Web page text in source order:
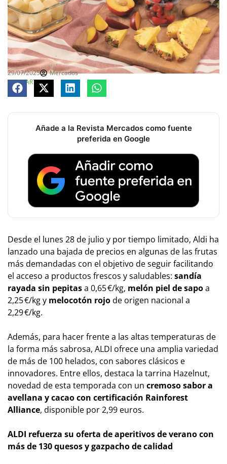
29/07/2025
Mercados
COMPARTE
Añade a la Revista Mercados como fuente
preferida en Google
Desde el lunes 28 de julio y por tiempo limitado, Aldi ha
lanzado una bajada de precios en algunas de las frutas
más demandadas con el objetivo de seguir facilitando
el acceso a productos frescos y saludables: sandía
rayada sin pepitasa 0,65 €/kg, melón piel de sapoa
2,25 €/kg y melocotón rojode origen nacional a
2,29 €/kg.
Además, para hacer frente a las altas temperaturas de
la forma más sabrosa, ALDI ofrece una amplia variedad
de más de 100 helados, con sabores clásicos e
innovadores. Entre ellos, destaca la tarrina Hazelnut,
novedad de esta temporada con un cremoso sabor a
avellana y cacao con certificación Rainforest
Alliance, disponible por 2,99 euros.
ALDI refuerza su oferta de aperitivos de verano con
más de 130 quesos y gazpacho de calidad